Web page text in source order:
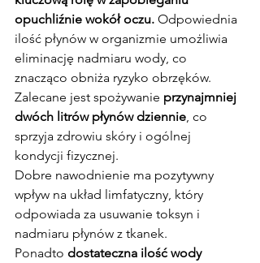
opuchliźnie wokół oczu. Odpowiednia
ilość płynów w organizmie umożliwia
eliminację nadmiaru wody, co
znacząco obniża ryzyko obrzęków.
Zalecane jest spożywanie przynajmniej
dwóch litrów płynów dziennie , co
sprzyja zdrowiu skóry i ogólnej
kondycji fizycznej.
Dobre nawodnienie ma pozytywny
wpływ na układ limfatyczny, który
odpowiada za usuwanie toksyn i
nadmiaru płynów z tkanek.
Ponadto dostateczna ilość wody